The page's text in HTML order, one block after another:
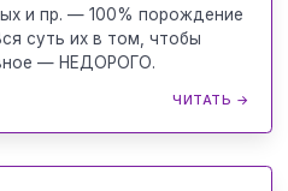
и пр. — 100% порождение
суть их в том, чтобы
— НЕДОРОГО.
ЧИТАТЬ →